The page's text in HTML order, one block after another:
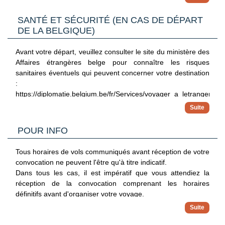
Journée (sans repas) - Minimum 2 participants
Guide multilingue (dont le français).
Excursion réalisable les jeudis.
NB : Conditions de réservation et jours de réalisation à
par ordre d'arrivée. Fermeture du club enfants Jumbo en
dehors des vacances scolaires.
A NOTER
devrez être conforme aux formalités sanitaires du pays où
se trouve votre escale ainsi que votre destination finale.
Les modalités pour chaque pays sont consultables sur le site
https://www.diplomatie.belgium.be/fr. L'actualité évoluant très
régulièrement, nous vous invitons à consulter ce lien avant
- Pour tout départ d'un aéroport frontalier (France, Belgique,
Luxembourg, Pays-Bas, Allemagne, Suisse ou Espagne...),
veuillez vous référer aux sites officiels des ministères des
SANTÉ ET SÉCURITÉ (EN CAS DE DÉPART
DE LA BELGIQUE)
Avant votre départ, veuillez consulter le site du ministère des
Affaires étrangères belge pour connaître les risques
sanitaires éventuels qui peuvent concerner votre destination
:
https://diplomatie.belgium.be/fr/Services/voyager_a_letranger/
POUR INFO
Tous horaires de vols communiqués avant réception de votre
convocation ne peuvent l'être qu'à titre indicatif.
Dans tous les cas, il est impératif que vous attendiez la
réception de la convocation comprenant les horaires
définitifs avant d'organiser votre voyage.
Nous ne pourrons être tenus responsables d'un changement
d'horaires entre votre réservation et la convocation définitive.